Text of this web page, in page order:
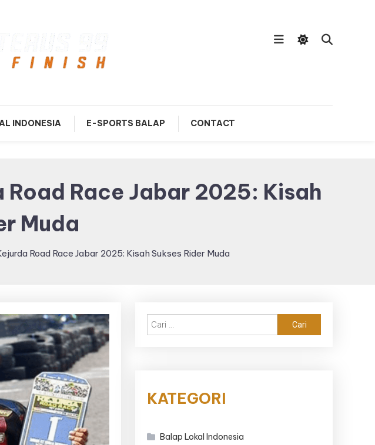
INDONESIA E-SPORTS BALAP CONTACT
Race Jabar 2025: Kisah
Muda
Road Race Jabar 2025: Kisah Sukses Rider Muda
Cari
untuk:
KATEGORI
Balap Lokal Indonesia